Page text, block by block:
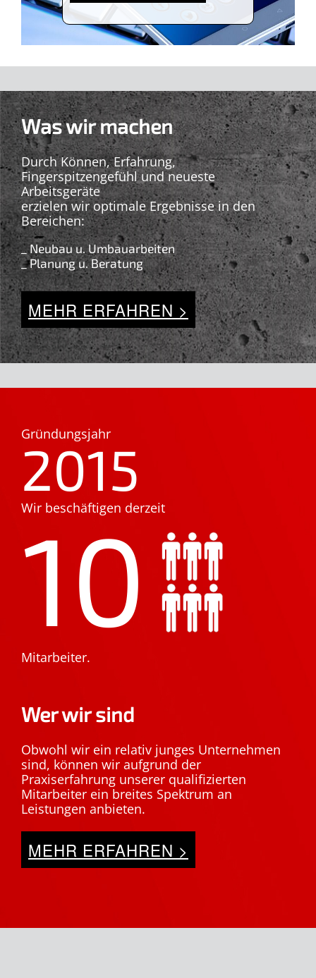
Was wir machen
Durch Können, Erfahrung,
Fingerspitzengefühl und neueste
Arbeitsgeräte
erzielen wir optimale Ergebnisse in den
Bereichen:
_ Neubau u. Umbauarbeiten
_ Planung u. Beratung
MEHR ERFAHREN >
Gründungsjahr
2015
Wir beschäftigen derzeit
10
Mitarbeiter.
Wer wir sind
Obwohl wir ein relativ junges Unternehmen
sind, können wir aufgrund der
Praxiserfahrung unserer qualifizierten
Mitarbeiter ein breites Spektrum an
Leistungen anbieten.
MEHR ERFAHREN >